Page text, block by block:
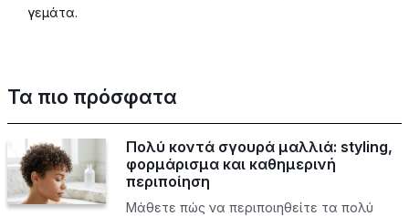
γεμάτα.
Τα πιο πρόσφατα
Πολύ κοντά σγουρά μαλλιά: styling,
φορμάρισμα και καθημερινή
περιποίηση
Μάθετε πώς να περιποιηθείτε τα πολύ